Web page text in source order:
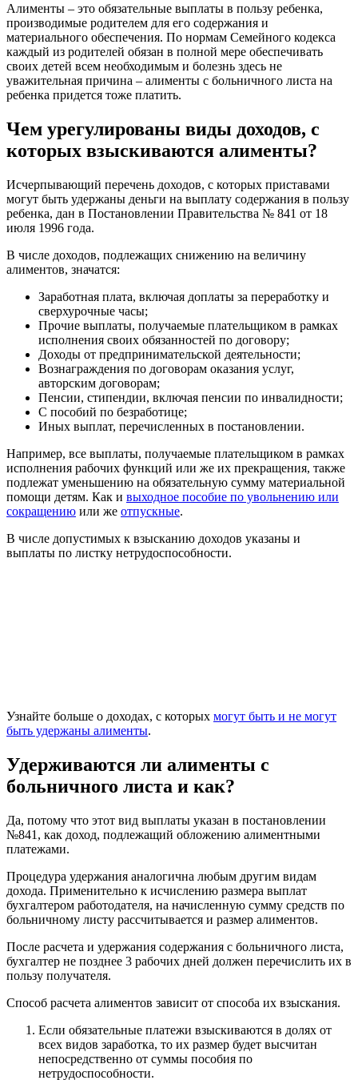
Алименты – это обязательные выплаты в пользу ребенка,
производимые родителем для его содержания и
материального обеспечения. По нормам Семейного кодекса
каждый из родителей обязан в полной мере обеспечивать
своих детей всем необходимым и болезнь здесь не
уважительная причина – алименты с больничного листа на
ребенка придется тоже платить.
Чем урегулированы виды доходов, с
которых взыскиваются алименты?
Исчерпывающий перечень доходов, с которых приставами
могут быть удержаны деньги на выплату содержания в пользу
ребенка, дан в Постановлении Правительства № 841 от 18
июля 1996 года.
В числе доходов, подлежащих снижению на величину
алиментов, значатся:
Заработная плата, включая доплаты за переработку и
сверхурочные часы;
Прочие выплаты, получаемые плательщиком в рамках
исполнения своих обязанностей по договору;
Доходы от предпринимательской деятельности;
Вознаграждения по договорам оказания услуг,
авторским договорам;
Пенсии, стипендии, включая пенсии по инвалидности;
С пособий по безработице;
Иных выплат, перечисленных в постановлении.
Например, все выплаты, получаемые плательщиком в рамках
исполнения рабочих функций или же их прекращения, также
подлежат уменьшению на обязательную сумму материальной
помощи детям. Как и выходное пособие по увольнению или
сокращению или же отпускные.
В числе допустимых к взысканию доходов указаны и
выплаты по листку нетрудоспособности.
Узнайте больше о доходах, с которых могут быть и не могут
быть удержаны алименты.
Удерживаются ли алименты с
больничного листа и как?
Да, потому что этот вид выплаты указан в постановлении
№841, как доход, подлежащий обложению алиментными
платежами.
Процедура удержания аналогична любым другим видам
дохода. Применительно к исчислению размера выплат
бухгалтером работодателя, на начисленную сумму средств по
больничному листу рассчитывается и размер алиментов.
После расчета и удержания содержания с больничного листа,
бухгалтер не позднее 3 рабочих дней должен перечислить их в
пользу получателя.
Способ расчета алиментов зависит от способа их взыскания.
Если обязательные платежи взыскиваются в долях от
всех видов заработка, то их размер будет высчитан
непосредственно от суммы пособия по
нетрудоспособности.